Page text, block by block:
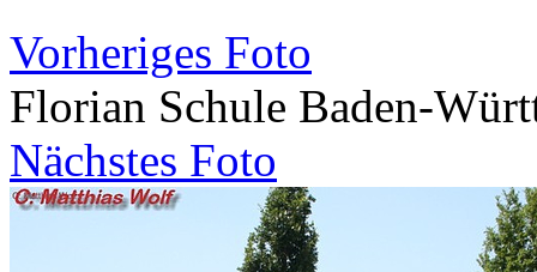
Vorheriges Foto
Florian Schule Baden-
Nächstes Foto